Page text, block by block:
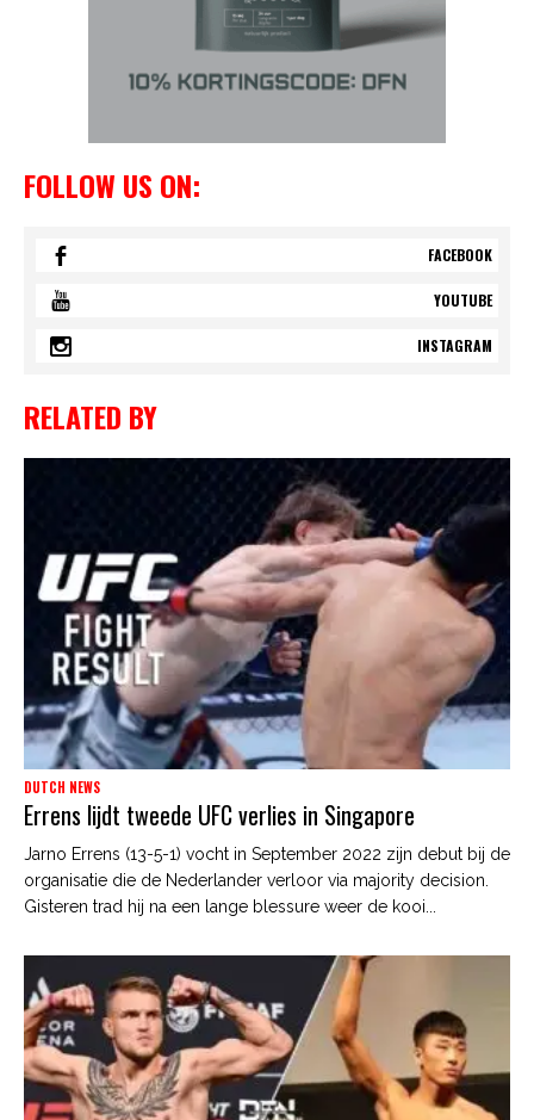
FOLLOW US ON:
FACEBOOK
YOUTUBE
INSTAGRAM
RELATED BY
DUTCH NEWS
Errens lijdt tweede UFC verlies in Singapore
Jarno Errens (13-5-1) vocht in September 2022 zijn debut bij de
organisatie die de Nederlander verloor via majority decision.
Gisteren trad hij na een lange blessure weer de kooi...